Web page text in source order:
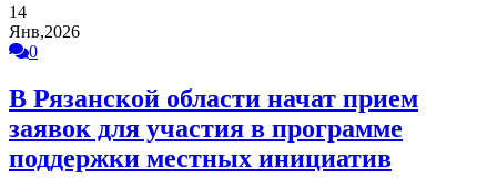
14
Янв,2026
0
В Рязанской области начат прием
заявок для участия в программе
поддержки местных инициатив